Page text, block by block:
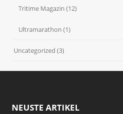
Tritime Magazin (12)
Ultramarathon (1)
Uncategorized (3)
NEUSTE ARTIKEL